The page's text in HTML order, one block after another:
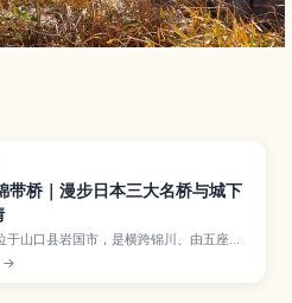
带桥｜漫步日本三大名桥与城下
于山口县岩国市，是横跨锦川、由五座木
成、被誉为日本三大名桥之一的历史景
将介绍桥梁的建造故事与重建历程、春樱
→